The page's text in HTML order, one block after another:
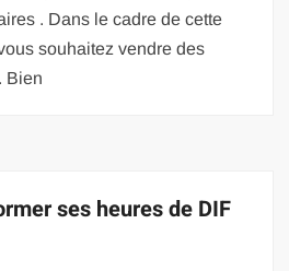
. Dans le cadre de cette
souhaitez vendre des
Bien
ses heures de DIF